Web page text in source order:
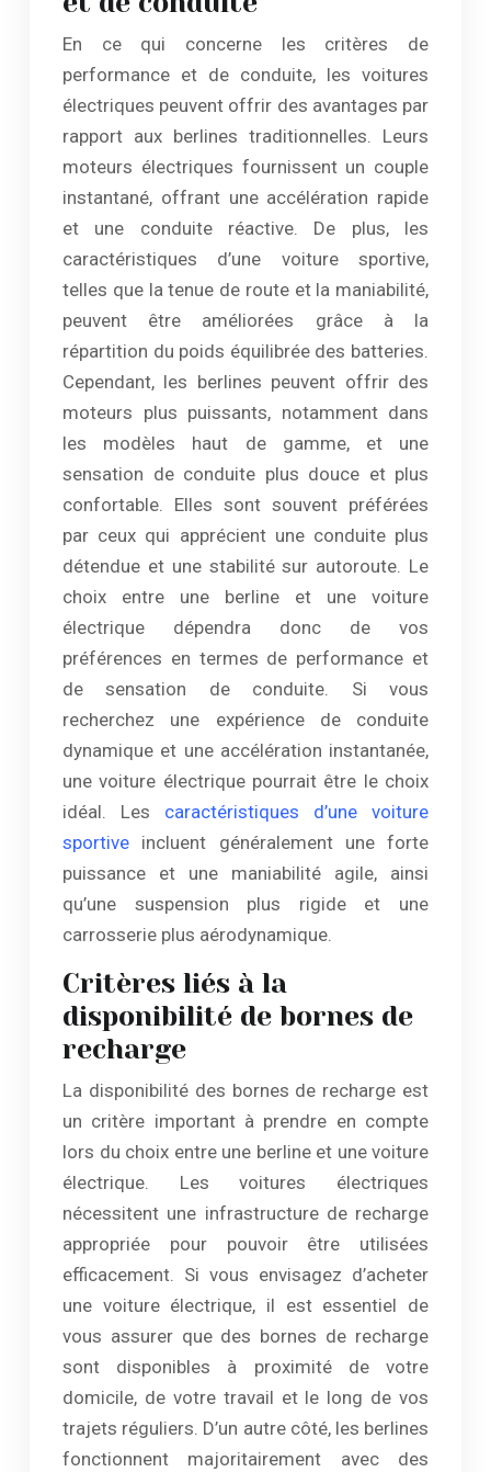
En ce qui concerne les critères de
performance et de conduite, les voitures
électriques peuvent offrir des avantages par
rapport aux berlines traditionnelles. Leurs
moteurs électriques fournissent un couple
instantané, offrant une accélération rapide
et une conduite réactive. De plus, les
caractéristiques d’une voiture sportive,
telles que la tenue de route et la maniabilité,
peuvent être améliorées grâce à la
répartition du poids équilibrée des batteries.
Cependant, les berlines peuvent offrir des
moteurs plus puissants, notamment dans
les modèles haut de gamme, et une
sensation de conduite plus douce et plus
confortable. Elles sont souvent préférées
par ceux qui apprécient une conduite plus
détendue et une stabilité sur autoroute. Le
choix entre une berline et une voiture
électrique dépendra donc de vos
préférences en termes de performance et
de sensation de conduite. Si vous
recherchez une expérience de conduite
dynamique et une accélération instantanée,
une voiture électrique pourrait être le choix
idéal. Les caractéristiques d’une voiture
sportive incluent généralement une forte
puissance et une maniabilité agile, ainsi
qu’une suspension plus rigide et une
carrosserie plus aérodynamique.
Critères liés à la
disponibilité de bornes de
recharge
La disponibilité des bornes de recharge est
un critère important à prendre en compte
lors du choix entre une berline et une voiture
électrique. Les voitures électriques
nécessitent une infrastructure de recharge
appropriée pour pouvoir être utilisées
efficacement. Si vous envisagez d’acheter
une voiture électrique, il est essentiel de
vous assurer que des bornes de recharge
sont disponibles à proximité de votre
domicile, de votre travail et le long de vos
trajets réguliers. D’un autre côté, les berlines
fonctionnent majoritairement avec des